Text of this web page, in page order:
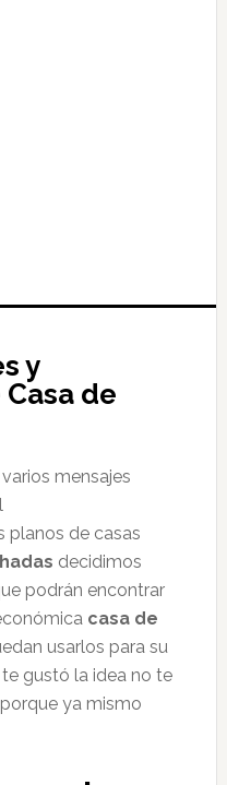
y
de
mensajes
planos de casas
decidimos
podrán encontrar
casa de
usarlos para su
gustó la idea no te
ya mismo